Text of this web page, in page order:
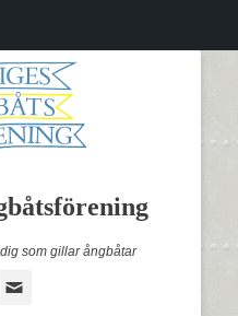
som gillar ångbåtar